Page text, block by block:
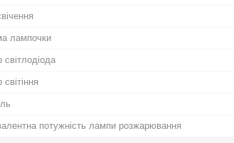
лампочки
світлодіода
світіння
потужність лампи розжарювання